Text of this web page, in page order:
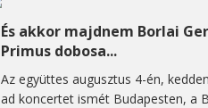
És akkor majdnem Borlai
Primus dobosa...
Az együttes augusztus 4-én,
ad koncertet ismét Budapesten, a